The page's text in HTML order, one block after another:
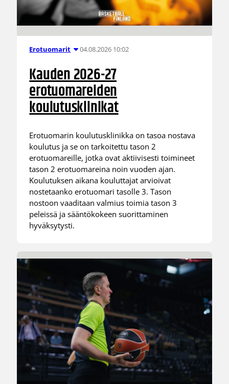
Erotuomarit 04.08.2026 10:02
Kauden 2026-27
erotuomareiden
koulutusklinikat
Erotuomarin koulutusklinikka on tasoa nostava
koulutus ja se on tarkoitettu tason 2
erotuomareille, jotka ovat aktiivisesti toimineet
tason 2 erotuomareina noin vuoden ajan.
Koulutuksen aikana kouluttajat arvioivat
nostetaanko erotuomari tasolle 3. Tason
nostoon vaaditaan valmius toimia tason 3
peleissä ja sääntökokeen suorittaminen
hyväksytysti.